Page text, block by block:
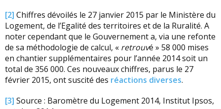
[2] Chiffres dévoilés le 27 janvier 2015 par le Ministère du
Logement, de l’Egalité des territoires et de la Ruralité. A
noter cependant que le Gouvernement a, via une refonte
de sa méthodologie de calcul, « retrouvé » 58 000 mises
en chantier supplémentaires pour l’année 2014 soit un
total de 356 000. Ces nouveaux chiffres, parus le 27
février 2015, ont suscité des réactions diverses.
[3] Source : Baromètre du Logement 2014, Institut Ipsos,